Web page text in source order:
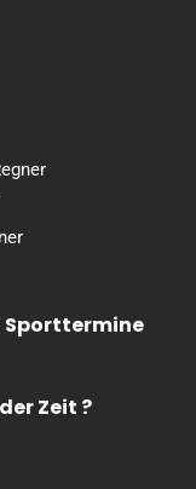
Sporttermine
Zeit ?